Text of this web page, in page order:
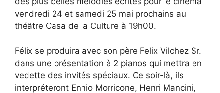
vendredi 24 et samedi 25 mai prochains au
théâtre Casa de la Culture à 19h00.
Félix se produira avec son père Felix Vilchez Sr.
dans une présentation à 2 pianos qui mettra en
vedette des invités spéciaux. Ce soir-là, ils
interpréteront Ennio Morricone, Henri Mancini,